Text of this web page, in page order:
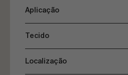
Assessoria e Consultoria
Aplicação
Tecido
Localização